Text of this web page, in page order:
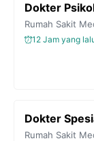
Dokter
Rumah Sakit
12 Jam yang
Dokter
Rumah Sakit